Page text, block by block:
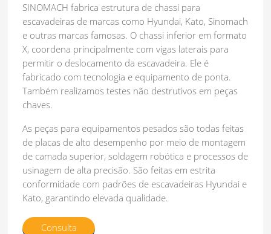
SINOMACH fabrica estrutura de chassi para
escavadeiras de marcas como Hyundai, Kato, Sinomach
e outras marcas famosas. O chassi inferior em formato
X, coordena principalmente com vigas laterais para
permitir o deslocamento da escavadeira. Ele é
fabricado com tecnologia e equipamento de ponta.
Também realizamos testes não destrutivos em peças
chaves.
As peças para equipamentos pesados são todas feitas
de placas de alto desempenho por meio de montagem
de camada superior, soldagem robótica e processos de
usinagem de alta precisão. São feitas em estrita
conformidade com padrões de escavadeiras Hyundai e
Kato, garantindo elevada qualidade.
Consulta